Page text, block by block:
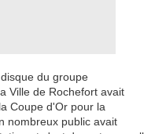
du groupe
Ville de Rochefort avait
Coupe d'Or pour la
nombreux public avait